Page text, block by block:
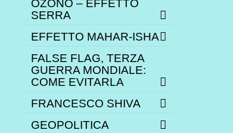
OZONO – EFFETTO
SERRA
EFFETTO MAHAR-ISHA
FALSE FLAG, TERZA
GUERRA MONDIALE:
COME EVITARLA
FRANCESCO SHIVA
GEOPOLITICA